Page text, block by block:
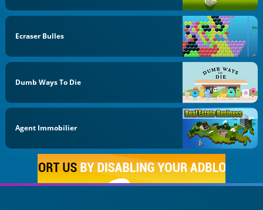
Ecraser Bulles
Dumb Ways To Die
Agent Immobilier